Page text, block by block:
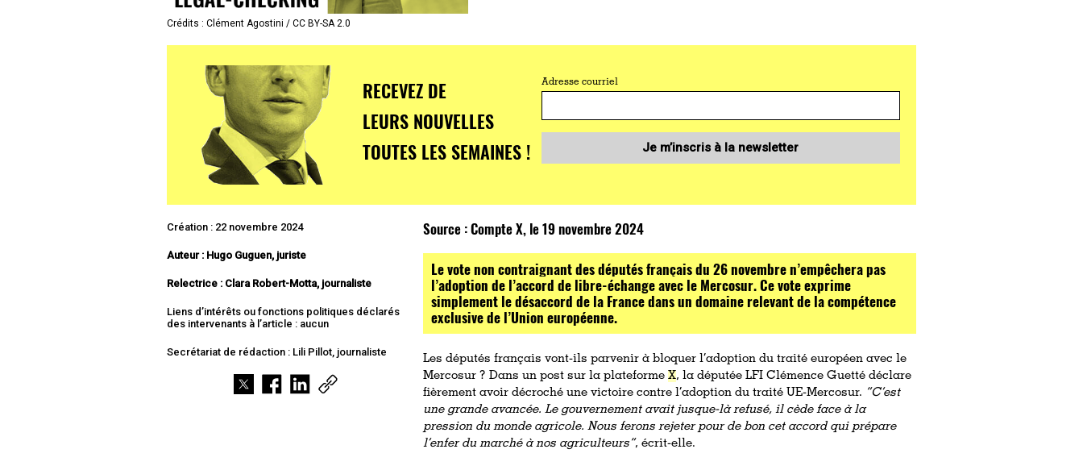
Crédits : Clément Agostini / CC BY-SA 2.0
RECEVEZ DE
LEURS NOUVELLES
TOUTES LES SEMAINES !
Adresse courriel
Je m’inscris à la newsletter
Création : 22 novembre 2024
Auteur : Hugo Guguen, juriste
Relectrice : Clara Robert-Motta, journaliste
Liens d’intérêts ou fonctions politiques déclarés
des intervenants à l’article : aucun
Secrétariat de rédaction : Lili Pillot, journaliste
Source :Compte X, le 19 novembre 2024
Le vote non contraignant des députés français du 26 novembre n’empêchera pas
l’adoption de l’accord de libre-échange avec le Mercosur. Ce vote exprime
simplement le désaccord de la France dans un domaine relevant de la compétence
exclusive de l’Union européenne.
Les députés français vont-ils parvenir à bloquer l’adoption du traité européen avec le
Mercosur ? Dans un post sur la plateformeX, la députée LFI Clémence Guetté déclare
fièrement avoir décroché une victoire contre l’adoption du traité UE-Mercosur. “C’est
une grande avancée. Le gouvernement avait jusque-là refusé, il cède face à la
pression du monde agricole. Nous ferons rejeter pour de bon cet accord qui prépare
l’enfer du marché à nos agriculteurs”, écrit-elle.